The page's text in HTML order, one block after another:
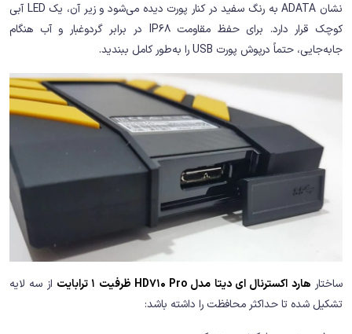
نشان ADATA به رنگ سفید در کنار پورت دیده می‌شود و زیر آن، یک LED آبی
کوچک قرار دارد. برای حفظ مقاومت IP68 در برابر گردوغبار و آب هنگام
جابه‌جایی، حتماً درپوش پورت USB را به‌طور کامل ببندید.
ساختار هارد اکسترنال ای دیتا مدل HD710 Pro ظرفیت 1 ترابایت
از سه لایه
تشکیل شده تا حداکثر محافظت را داشته باشد: